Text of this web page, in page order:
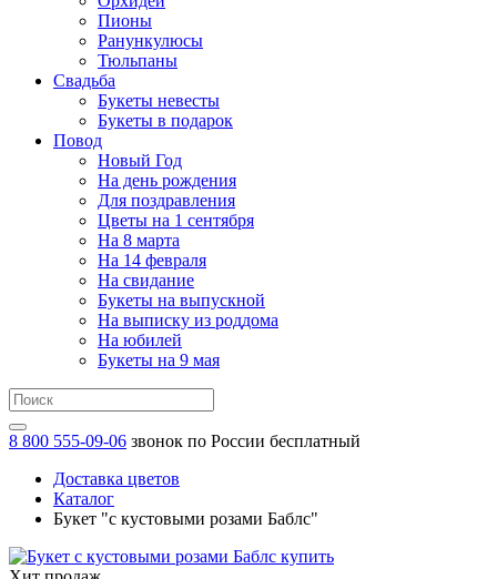
Пионы
Ранункулюсы
Тюльпаны
Свадьба
Букеты невесты
Букеты в подарок
Повод
Новый Год
На день рождения
Для поздравления
Цветы на 1 сентября
На 8 марта
На 14 февраля
На свидание
Букеты на выпускной
На выписку из роддома
На юбилей
Букеты на 9 мая
8 800 555-09-06 звонок по России бесплатный
Доставка цветов
Каталог
Букет "c кустовыми розами Баблс"